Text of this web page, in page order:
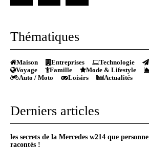
Thématiques
Maison Entreprises Technologie
Voyage
Famille Mode & Lifestyle
Auto / Moto
Loisirs Actualités
Derniers articles
les secrets de la Mercedes w214 que
racontés !